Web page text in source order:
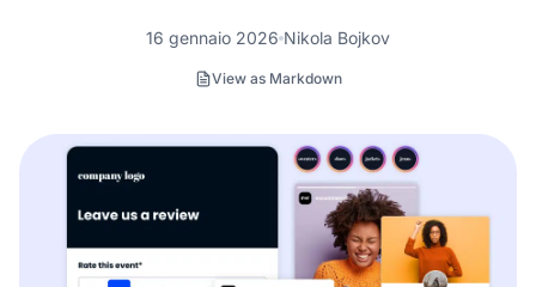
16 gennaio 2026 Nikola Bojkov
View as Markdown